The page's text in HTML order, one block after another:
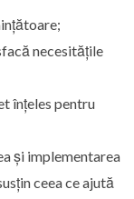
necesitățile
înțeles pentru
și implementarea
ceea ce ajută